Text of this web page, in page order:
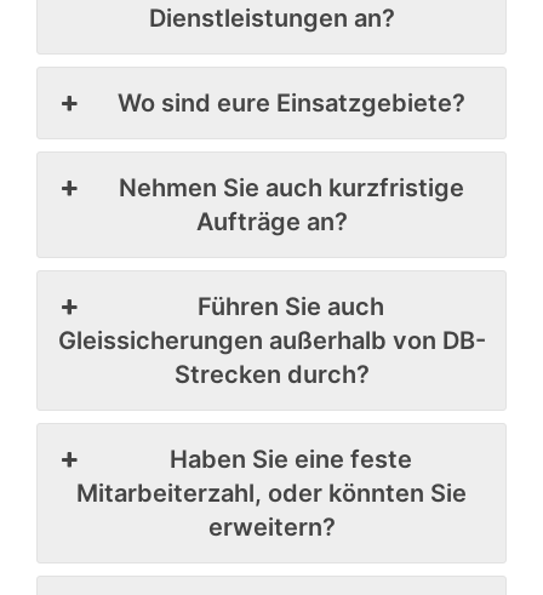
Dienstleistungen an?
Wo sind eure Einsatzgebiete?
Nehmen Sie auch kurzfristige
Aufträge an?
Führen Sie auch
Gleissicherungen außerhalb von DB-
Strecken durch?
Haben Sie eine feste
Mitarbeiterzahl, oder könnten Sie
erweitern?